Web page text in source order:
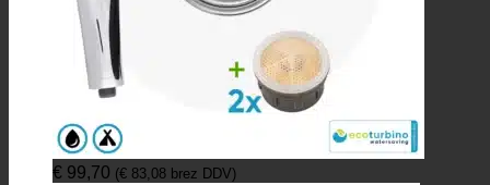
€ 99,70 (€ 83,08 brez DDV)